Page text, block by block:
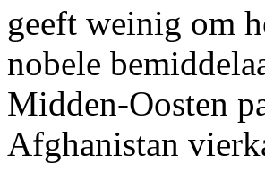
geeft weinig om
nobele
Midden-Oosten
Afghanistan